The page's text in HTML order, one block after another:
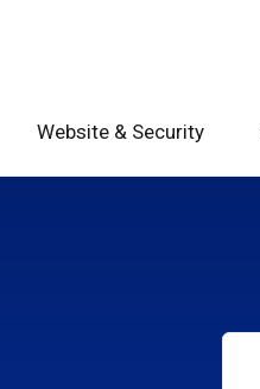
Website & Security